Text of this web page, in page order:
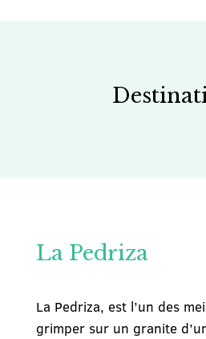
La Pedriza
La Pedriza, est l’un des
grimper sur un granite